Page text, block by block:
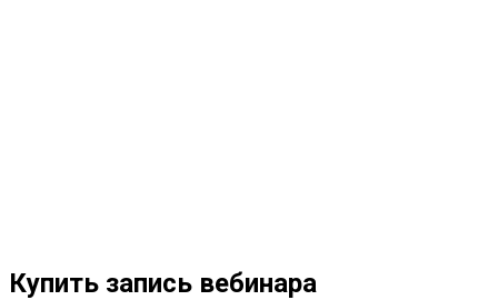
Купить запись вебинара